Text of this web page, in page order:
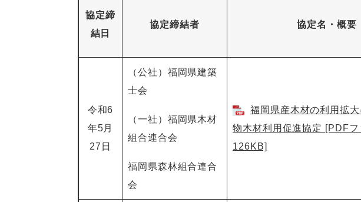
協定締
結日
協定締結者 協定名・概要
令和6
年5月
27日
（公社）福岡県建築
士会
（一社）福岡県木材
組合連合会
福岡県森林組合連合
会
福岡県産木材の利用拡
物木材利用促進協定 [PDFフ
126KB]